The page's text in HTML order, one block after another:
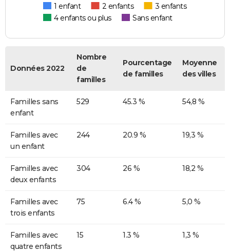
1 enfant 2 enfants
3 enfants
4 enfants ou plus
Sans enfant
Données 2022
Nombre
de
familles
Pourcentage
de familles
Moyenne
des villes
Familles sans
enfant
529 45.3 % 54,8 %
Familles avec
un enfant
244 20.9 % 19,3 %
Familles avec
deux enfants
304 26 % 18,2 %
Familles avec
trois enfants
75 6.4 % 5,0 %
Familles avec
quatre enfants
15 1.3 % 1,3 %